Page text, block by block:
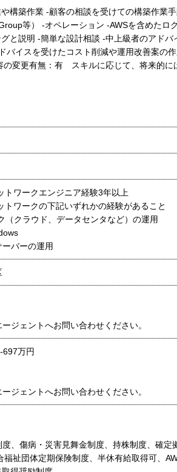
構築作業 -顧客の相談を受けての構築作業
等） -オペレーション -AWSを含めたロ
と説明 -簡単な設計相談 -中上級者のアドバ
バイスを受けたコスト削減や運用改善案の
変更有無：有 スキルに応じて、将来的に
トワークエンジニア経験3年以上
トワークの下記いずれかの経験があること
クラウド、データセンタなど）の運用
バーの運用
ジェントへお問い合わせください。
697万円
ジェントへお問い合わせください。
、傷病・災害見舞金制度、持株制度、確定
福祉団体定期保険制度、半休有給取得可、